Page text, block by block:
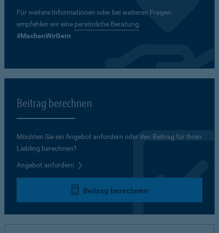
Für weitere Informationen oder bei weiteren Fragen
empfehlen wir eine persönliche Beratung.
#MachenWirGern
Beitrag berechnen
Möchten Sie ein Angebot anfordern oder den Beitrag für Ihren
Liebling berechnen?
Angebot anfordern
Beitrag berechnen